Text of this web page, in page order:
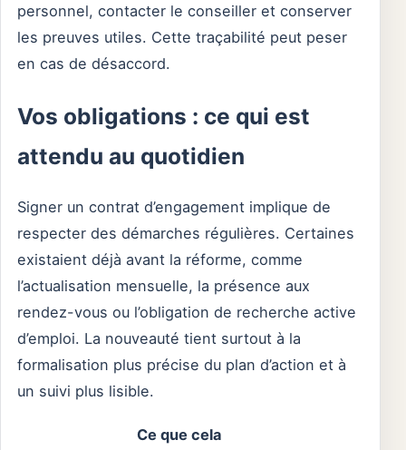
personnel, contacter le conseiller et conserver
les preuves utiles. Cette traçabilité peut peser
en cas de désaccord.
Vos obligations : ce qui est
attendu au quotidien
Signer un contrat d’engagement implique de
respecter des démarches régulières. Certaines
existaient déjà avant la réforme, comme
l’actualisation mensuelle, la présence aux
rendez-vous ou l’obligation de recherche active
d’emploi. La nouveauté tient surtout à la
formalisation plus précise du plan d’action et à
un suivi plus lisible.
Ce que cela